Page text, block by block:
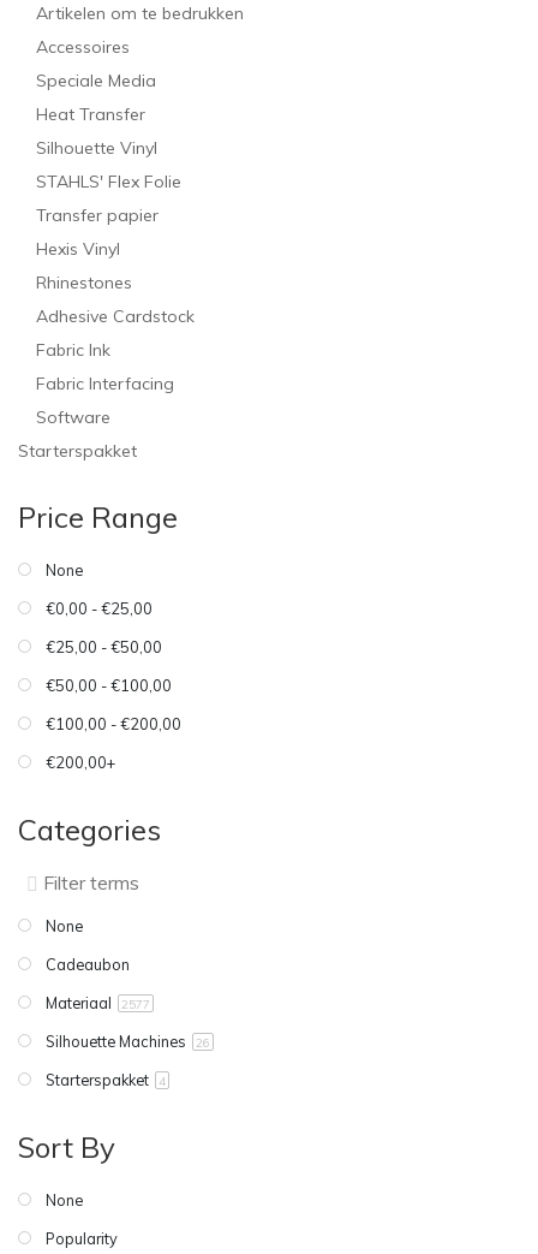
Artikelen om te bedrukken
Accessoires
Speciale Media
Heat Transfer
Silhouette Vinyl
STAHLS' Flex Folie
Transfer papier
Hexis Vinyl
Rhinestones
Adhesive Cardstock
Fabric Ink
Fabric Interfacing
Software
Starterspakket
Price Range
None
€0,00 - €25,00
€25,00 - €50,00
€50,00 - €100,00
€100,00 - €200,00
€200,00+
Categories
None
Cadeaubon
Materiaal
2577
Silhouette Machines 26
Starterspakket 4
Sort By
None
Popularity